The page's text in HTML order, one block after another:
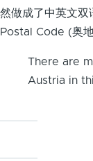
然做成了中英文双
Postal Code (奥
There are
Austria in